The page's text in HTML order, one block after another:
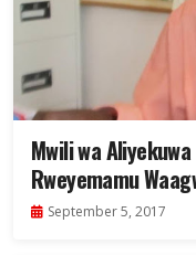
Mwili wa
Rweyemamu
September 5, 2017